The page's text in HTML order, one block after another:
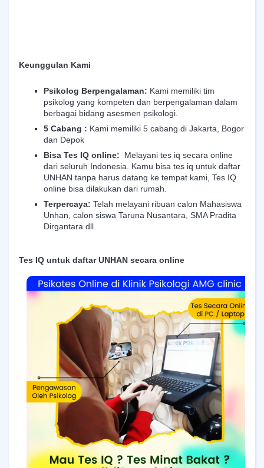
Keunggulan Kami
Psikolog Berpengalaman: Kami memiliki tim
psikolog yang kompeten dan berpengalaman dalam
berbagai bidang asesmen psikologi.
5 Cabang : Kami memiliki 5 cabang di Jakarta, Bogor
dan Depok
Bisa Tes IQ online: Melayani tes iq secara online
dari seluruh Indonesia. Kamu bisa tes iq untuk daftar
UNHAN tanpa harus datang ke tempat kami, Tes IQ
online bisa dilakukan dari rumah.
Terpercaya: Telah melayani ribuan calon Mahasiswa
Unhan, calon siswa Taruna Nusantara, SMA Pradita
Dirgantara dll.
Tes IQ untuk daftar UNHAN secara online